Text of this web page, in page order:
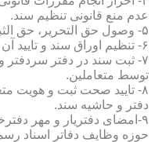
عدم منع قانونی تنظیم سند.
۵- وصول حق التحریر، حق الثبت و سایر حقوق دولتی.
۶- تنظیم اوراق سند و تایید آن توسط متعاملین.
۷- ثبت سند در دفتر
توسط متعاملین.
۸- تایید صحت ثبت و هویت
دفتر و حاشیه سند.
۹-امضای دفتریار و مهر دفترخانه ذیل ثبت دفتر و در حاشیه سند.
حوزه وظایف دفاتر اسناد